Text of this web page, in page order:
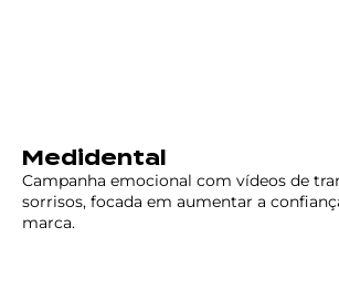
Medidental
Campanha emocional com vídeos de
sorrisos, focada em aumentar a
marca.